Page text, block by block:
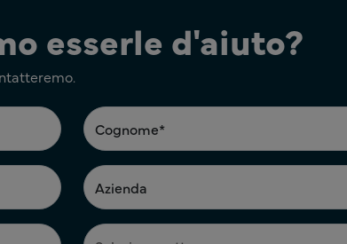
esserle d'aiuto?